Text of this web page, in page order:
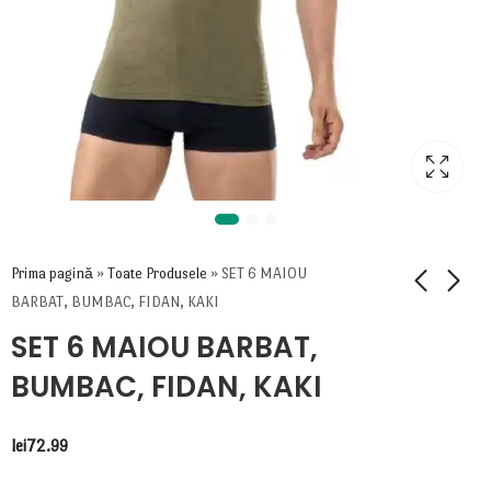
Prima pagină » Toate Produsele » SET 6 MAIOU
BARBAT, BUMBAC, FIDAN, KAKI
SET 6 MAIOU BARBAT,
BUMBAC, FIDAN, KAKI
lei72.99